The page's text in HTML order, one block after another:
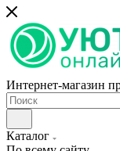
Интернет-магазин
Каталог